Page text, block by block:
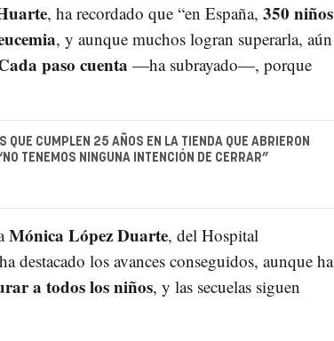
, ha recordado que “en España, 350 niños
, y aunque muchos logran superarla, aún
paso cuenta —ha subrayado—, porque
QUE CUMPLEN 25 AÑOS EN LA TIENDA QUE ABRIERON
TENEMOS NINGUNA INTENCIÓN DE CERRAR”
Mónica López Duarte, del Hospital
destacado los avances conseguidos, aunque ha
a todos los niños, y las secuelas siguen